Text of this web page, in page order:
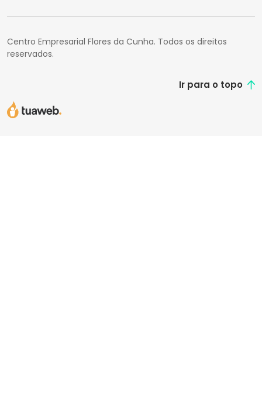
Centro Empresarial Flores da Cunha. Todos os direitos
reservados.
Ir para o topo